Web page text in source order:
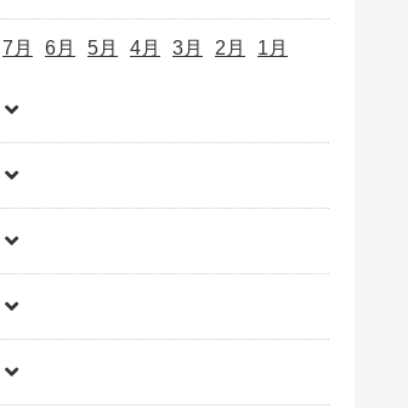
7月 6月 5月 4月 3月 2月 1月